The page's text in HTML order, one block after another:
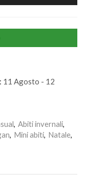
11 Agosto - 12
, Abiti invernali,
, Mini abiti, Natale,